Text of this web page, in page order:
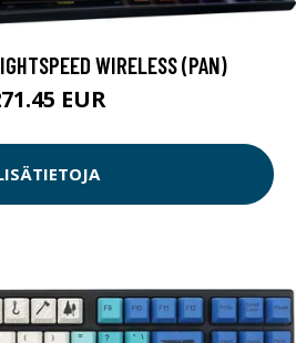
WIRELESS (PAN)
EUR